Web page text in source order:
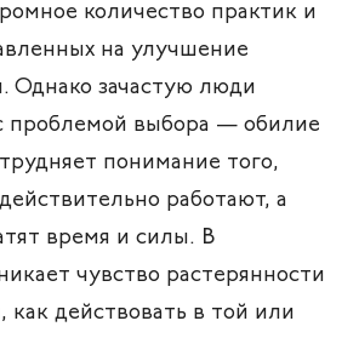
количество практик и
на улучшение
Однако зачастую люди
проблемой выбора — обилие
понимание того,
работают, а
время и силы. В
чувство растерянности
как действовать в той или